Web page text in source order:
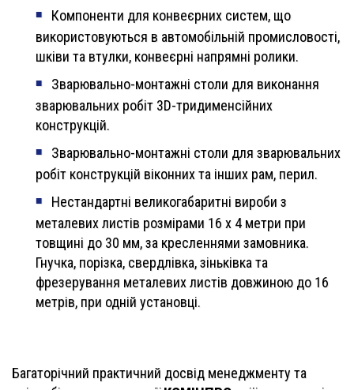
Компоненти для конвеєрних систем, що
використовуються в автомобільній промисловості,
шківи та втулки, конвеєрні напрямні ролики.
Зварювально-монтажні столи для виконання
зварювальних робіт 3D-тридименсійних
конструкцій.
Зварювально-монтажні столи для зварювальних
робіт конструкцій віконних та інших рам, перил.
Нестандартні великогабаритні вироби з
металевих листів розмірами 16 х 4 метри при
товщині до 30 мм, за кресленнями замовника.
Гнучка, порізка, свердлівка, зіньківка та
фрезерування металевих листів довжиною до 16
метрів, при одній установці.
Багаторічний практичний досвід менеджменту та